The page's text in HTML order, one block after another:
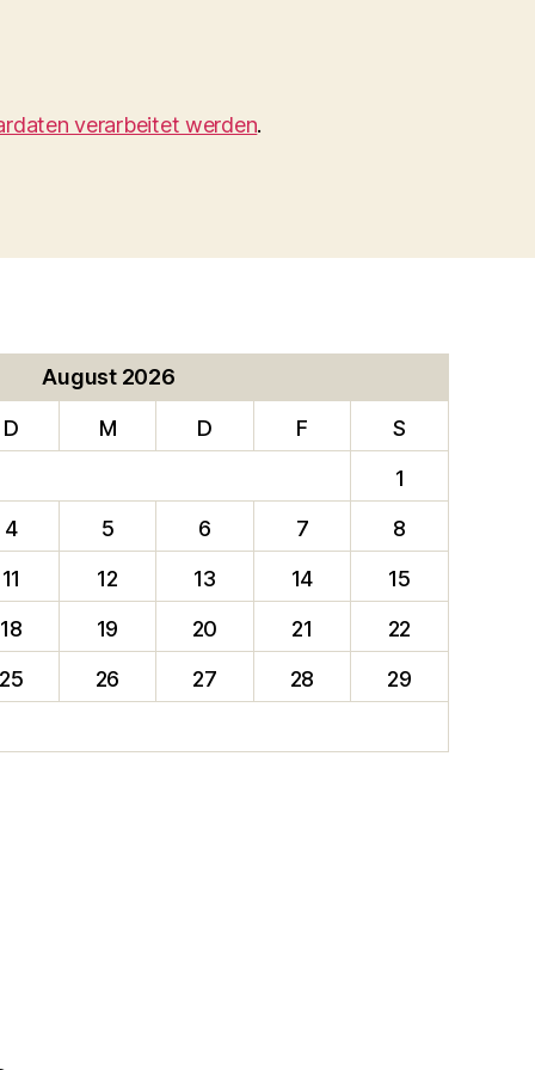
verarbeitet werden.
August 2026
D M D F
S
1
4
5 6 7
8
11
12 13 14
15
18
19 20 21
22
25
26 27 28 29